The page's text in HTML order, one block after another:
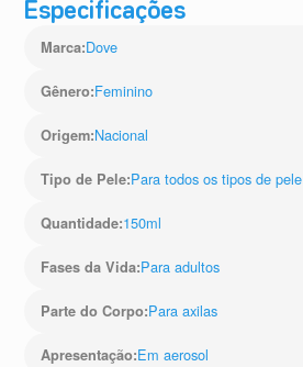
Especificações
Marca:Dove
Gênero:Feminino
Origem:Nacional
Tipo de Pele:Para todos os tipos de pele
Quantidade:150ml
Fases da Vida:Para adultos
Parte do Corpo:Para axilas
Apresentação:Em aerosol